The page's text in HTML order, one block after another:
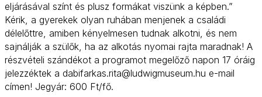
eljárásával színt és plusz formákat viszünk a képben.”
Kérik, a gyerekek olyan ruhában menjenek a családi
délelőttre, amiben kényelmesen tudnak alkotni, és nem
sajnálják a szülők, ha az alkotás nyomai rajta maradnak! A
részvételi szándékot a programot megelőző napon 17 óráig
jelezzéktek a dabifarkas.rita@ludwigmuseum.hu e-mail
címen! Jegyár: 600 Ft/fő.